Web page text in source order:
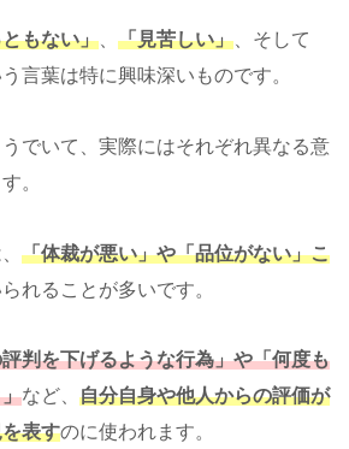
もない」 「見苦しい」 、そして
う言葉は特に興味深いものです。
でいて、実際にはそれぞれ異なる意
。
「体裁が悪い」や「品位がない」こ
れることが多いです。
判を下げるような行為」や「何度も
など、 自分自身や他人からの評価が
表すのに使われます。